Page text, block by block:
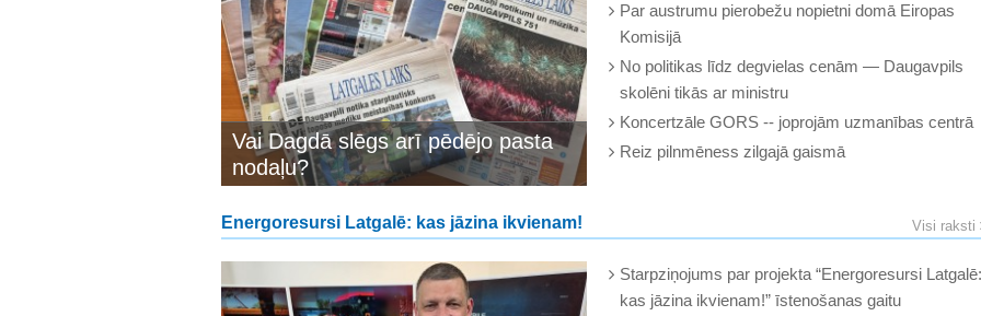
Vai Dagdā slēgs arī pēdējo pasta
nodaļu?
Par austrumu pierobežu nopietni domā Eiropas
Komisijā
No politikas līdz degvielas cenām — Daugavpils
skolēni tikās ar ministru
Koncertzāle GORS -- joprojām uzmanības centrā
Reiz pilnmēness zilgajā gaismā
Visi raksti
Energoresursi Latgalē: kas jāzina ikvienam!
Starpziņojums par projekta “Energoresursi Latgalē:
kas jāzina ikvienam!” īstenošanas gaitu